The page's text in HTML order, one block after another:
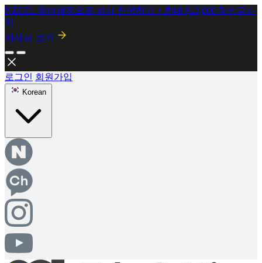
2026년 8월 시행! 뉴질랜드 SMC 개정안 안내
자세히보기
로그인
Korean